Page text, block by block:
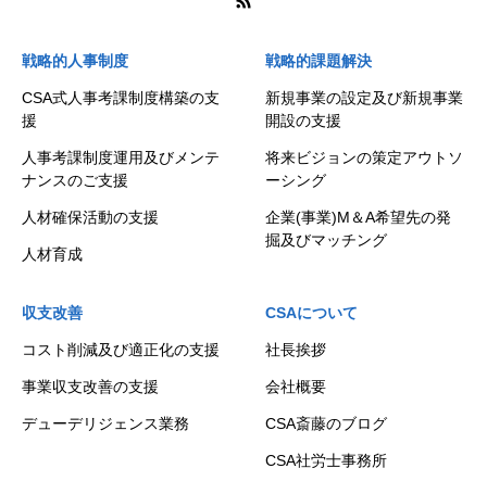
戦略的人事制度
CSA式人事考課制度構築の支
援
人事考課制度運用及びメンテ
ナンスのご支援
人材確保活動の支援
人材育成
戦略的課題解決
新規事業の設定及び新規事業
開設の支援
将来ビジョンの策定アウトソ
ーシング
企業(事業)M＆A希望先の発
掘及びマッチング
収支改善
コスト削減及び適正化の支援
事業収支改善の支援
デューデリジェンス業務
CSAについて
社長挨拶
会社概要
CSA斎藤のブログ
CSA社労士事務所